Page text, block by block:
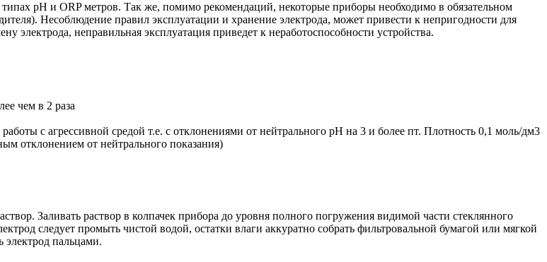
pH и ORP метров. Так же, помимо рекомендаций, некоторые приборы необходимо в обязательном
Несоблюдение правил эксплуатации и хранение электрода, может привести к непригодности для
электрода, неправильная эксплуатация приведет к неработоспособности устройства.
чем в 2 раза
с агрессивной средой т.е. с отклонениями от нейтрального pH на 3 и более пт. Плотность 0,1 моль/дм3
отклонением от нейтрального показания)
Заливать раствор в колпачек прибора до уровня полного погружения видимой части стеклянного
следует промыть чистой водой, остатки влаги аккуратно собрать фильтровальной бумагой или мягкой
электрод пальцами.